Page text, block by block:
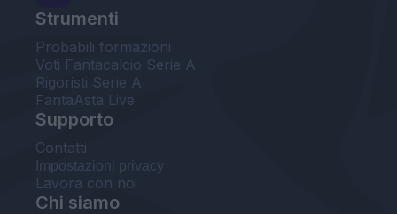
Strumenti
Probabili formazioni
Voti Fantacalcio Serie A
Rigoristi Serie A
FantaAsta Live
Supporto
Contatti
Impostazioni privacy
Lavora con noi
Chi siamo